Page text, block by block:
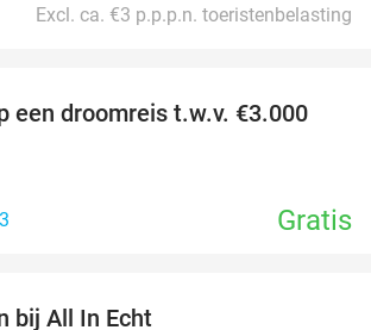
Excl. ca. €3 p.p.p.n. toeristenbelasting
een droomreis t.w.v. €3.000
Gratis
bij All In Echt